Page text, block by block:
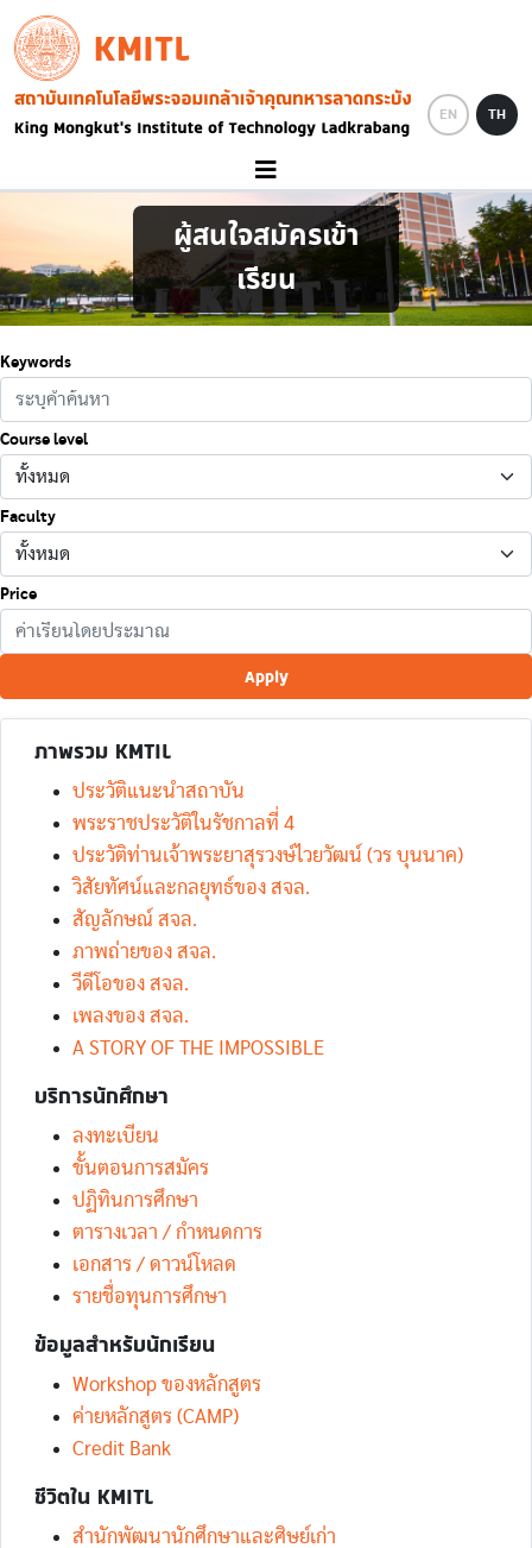
Skip to main content
KMITL
Image
EN TH
ผู้สนใจสมัครเข้า
เรียน
Keywords
Course level
Faculty
Price
Apply
ภาพรวม KMTIL
ประวัติแนะนำสถาบัน
พระราชประวัติในรัชกาลที่ 4
ประวัติท่านเจ้าพระยาสุรวงษ์ไวยวัฒน์ (วร บุนนาค)
วิสัยทัศน์และกลยุทธ์ของ สจล.
สัญลักษณ์ สจล.
ภาพถ่ายของ สจล.
วีดีโอของ สจล.
เพลงของ สจล.
A STORY OF THE IMPOSSIBLE
บริการนักศึกษา
ลงทะเบียน
ขั้นตอนการสมัคร
ปฏิทินการศึกษา
ตารางเวลา / กำหนดการ
เอกสาร / ดาวน์โหลด
รายชื่อทุนการศึกษา
ข้อมูลสำหรับนักเรียน
Workshop ของหลักสูตร
ค่ายหลักสูตร (CAMP)
Credit Bank
ชีวิตใน KMITL
สำนักพัฒนานักศึกษาและศิษย์เก่า